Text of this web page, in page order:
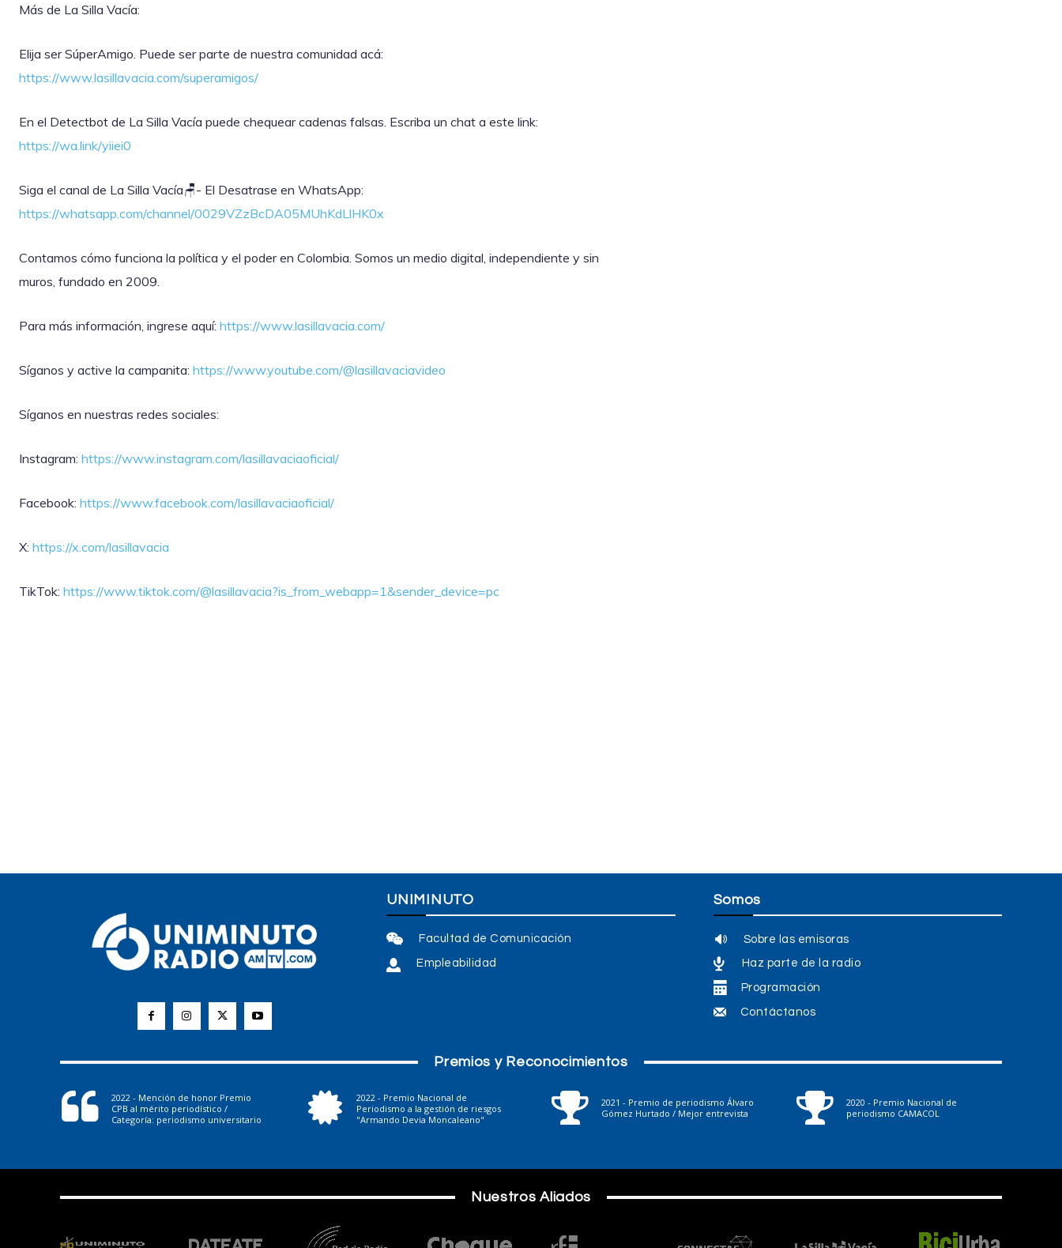
Más de La Silla Vacía:
Elija ser SúperAmigo. Puede ser parte de nuestra comunidad acá:
https://www.lasillavacia.com/superamigos/
En el Detectbot de La Silla Vacía puede chequear cadenas falsas. Escriba un chat a este link:
https://wa.link/yiiei0
‎Siga el canal de La Silla Vacía🪑- El Desatrase en WhatsApp:
https://whatsapp.com/channel/0029VZzBcDA05MUhKdLlHK0x
Contamos cómo funciona la política y el poder en Colombia. Somos un medio digital, independiente y sin
muros, fundado en 2009.
Para más información, ingrese aquí: https://www.lasillavacia.com/
Síganos y active la campanita: https://www.youtube.com/@lasillavaciavideo
Síganos en nuestras redes sociales:
Instagram: https://www.instagram.com/lasillavaciaoficial/
Facebook: https://www.facebook.com/lasillavaciaoficial/
X: https://x.com/lasillavacia
TikTok: https://www.tiktok.com/@lasillavacia?is_from_webapp=1&sender_device=pc
UNIMINUTO
Facultad de Comunicación
Empleabilidad
Somos
Sobre las emisoras
Haz parte de la radio
Programación
Contáctanos
Premios y Reconocimientos
2022 - Mención de honor Premio
CPB al mérito periodístico /
Categoría: periodismo universitario
2022 - Premio Nacional de
Periodismo a la gestión de riesgos
"Armando Devia Moncaleano"
2021 - Premio de periodismo Álvaro
Gómez Hurtado / Mejor entrevista
2020 - Premio Nacional de
periodismo CAMACOL
Nuestros Aliados